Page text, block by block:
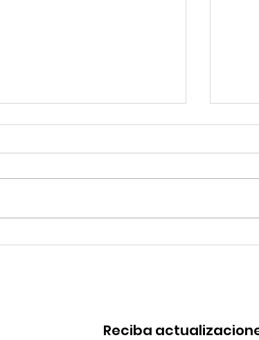
Expansion de China en
Reciba